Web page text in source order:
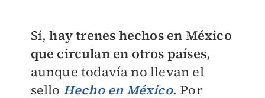
Sí,hay trenes hechos en México
que circulan en otros países,
aunque todavía no llevan el
sello Hecho en México. Por